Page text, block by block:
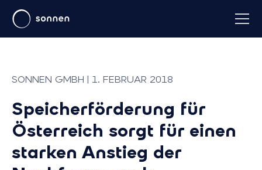
SONNEN GMBH | 1. FEBRUAR 2018
Speicherförderung für
Österreich sorgt für einen
starken Anstieg der